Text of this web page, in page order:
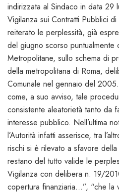
indirizzata al Sindaco in data 29
Vigilanza sui Contratti Pubblici
reiterato le perplessità, già
del giugno scorso puntualmente
Metropolitane, sullo schema di
della metropolitana di Roma,
Comunale nel gennaio del
come, a suo avviso, tale
consistente aleatorietà tanto da
interesse pubblico. Nell’ultima
l’Autorità infatti asserisce, tra
rischi si è rilevato a sfavore
restano del tutto valide le
Vigilanza con delibera n. 19/
copertura finanziaria…”, “che la